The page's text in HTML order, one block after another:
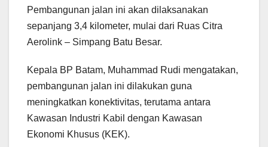
Pembangunan jalan ini akan dilaksanakan
sepanjang 3,4 kilometer, mulai dari Ruas Citra
Aerolink – Simpang Batu Besar.
Kepala BP Batam, Muhammad Rudi mengatakan,
pembangunan jalan ini dilakukan guna
meningkatkan konektivitas, terutama antara
Kawasan Industri Kabil dengan Kawasan
Ekonomi Khusus (KEK).